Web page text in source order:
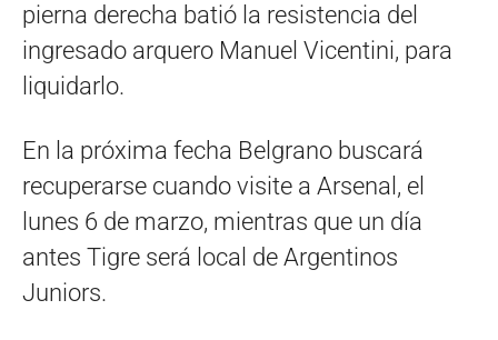
pierna derecha batió la resistencia del
ingresado arquero Manuel Vicentini, para
liquidarlo.
En la próxima fecha Belgrano buscará
recuperarse cuando visite a Arsenal, el
lunes 6 de marzo, mientras que un día
antes Tigre será local de Argentinos
Juniors.